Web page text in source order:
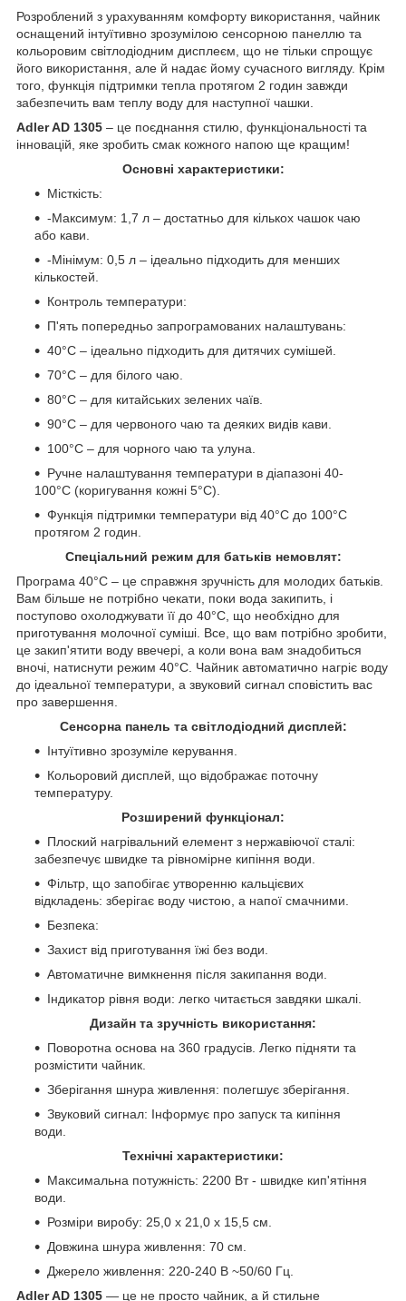
Розроблений з урахуванням комфорту використання, чайник
оснащений інтуїтивно зрозумілою сенсорною панеллю та
кольоровим світлодіодним дисплеєм, що не тільки спрощує
його використання, але й надає йому сучасного вигляду. Крім
того, функція підтримки тепла протягом 2 годин завжди
забезпечить вам теплу воду для наступної чашки.
Adler AD 1305 – це поєднання стилю, функціональності та
інновацій, яке зробить смак кожного напою ще кращим!
Основні характеристики:
Місткість:
-Максимум: 1,7 л – достатньо для кількох чашок чаю
або кави.
-Мінімум: 0,5 л – ідеально підходить для менших
кількостей.
Контроль температури:
П'ять попередньо запрограмованих налаштувань:
40°C – ідеально підходить для дитячих сумішей.
70°C – для білого чаю.
80°C – для китайських зелених чаїв.
90°C – для червоного чаю та деяких видів кави.
100°C – для чорного чаю та улуна.
Ручне налаштування температури в діапазоні 40-
100°C (коригування кожні 5°C).
Функція підтримки температури від 40°C до 100°C
протягом 2 годин.
Спеціальний режим для батьків немовлят:
Програма 40°C – це справжня зручність для молодих батьків.
Вам більше не потрібно чекати, поки вода закипить, і
поступово охолоджувати її до 40°C, що необхідно для
приготування молочної суміші. Все, що вам потрібно зробити,
це закип'ятити воду ввечері, а коли вона вам знадобиться
вночі, натиснути режим 40°C. Чайник автоматично нагріє воду
до ідеальної температури, а звуковий сигнал сповістить вас
про завершення.
Сенсорна панель та світлодіодний дисплей:
Інтуїтивно зрозуміле керування.
Кольоровий дисплей, що відображає поточну
температуру.
Розширений функціонал:
Плоский нагрівальний елемент з нержавіючої сталі:
забезпечує швидке та рівномірне кипіння води.
Фільтр, що запобігає утворенню кальцієвих
відкладень: зберігає воду чистою, а напої смачними.
Безпека:
Захист від приготування їжі без води.
Автоматичне вимкнення після закипання води.
Індикатор рівня води: легко читається завдяки шкалі.
Дизайн та зручність використання:
Поворотна основа на 360 градусів. Легко підняти та
розмістити чайник.
Зберігання шнура живлення: полегшує зберігання.
Звуковий сигнал: Інформує про запуск та кипіння
води.
Технічні характеристики:
Максимальна потужність: 2200 Вт - швидке кип'ятіння
води.
Розміри виробу: 25,0 x 21,0 x 15,5 см.
Довжина шнура живлення: 70 см.
Джерело живлення: 220-240 В ~50/60 Гц.
Adler AD 1305 — це не просто чайник, а й стильне